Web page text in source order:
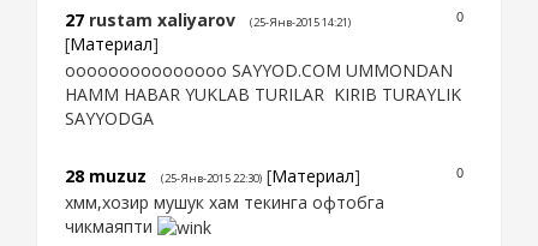
0
27 rustam xaliyarov (25-Янв-2015 14:21)
[Материал]
ooooooooooooooo SAYYOD.COM UMMONDAN
HAMM HABAR YUKLAB TURILAR KIRIB TURAYLIK
SAYYODGA
0
28 muzuz (25-Янв-2015 22:30) [Материал]
хмм,хозир мушук хам текинга офтобга
чикмаяпти